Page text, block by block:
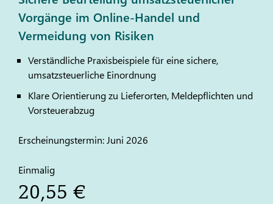
Vorgänge im Online-Handel und
Vermeidung von Risiken
Verständliche Praxisbeispiele für eine sichere,
umsatzsteuerliche Einordnung
Klare Orientierung zu Lieferorten, Meldepflichten und
Vorsteuerabzug
Erscheinungstermin: Juni 2026
Einmalig
20,55 €